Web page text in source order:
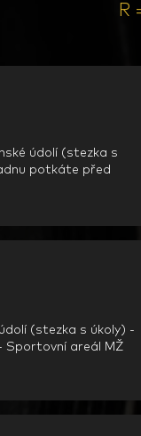
R
údolí (stezka s
potkáte před
(stezka s úkoly) -
Sportovní areál M Ž